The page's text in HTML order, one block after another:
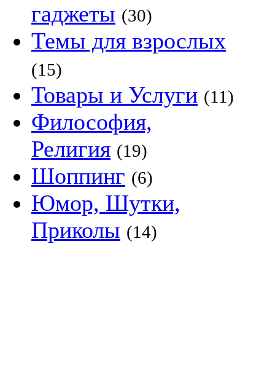
гаджеты (30)
Темы для взрослых
(15)
Товары и Услуги (11)
Философия,
Религия (19)
Шоппинг (6)
Юмор, Шутки,
Приколы (14)